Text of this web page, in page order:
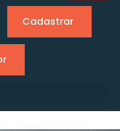
Cadastrar